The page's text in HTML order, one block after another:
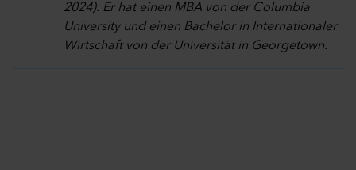
2024). Er hat einen MBA von der Columbia
University und einen Bachelor in Internationaler
Wirtschaft von der Universität in Georgetown.